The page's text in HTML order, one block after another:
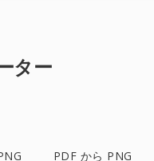
ター
PDF から PNG